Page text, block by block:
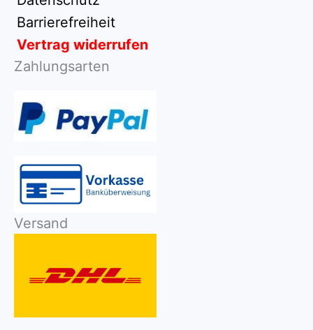
Barrierefreiheit
Vertrag widerrufen
Zahlungsarten
Versand